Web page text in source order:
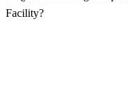
Facility?